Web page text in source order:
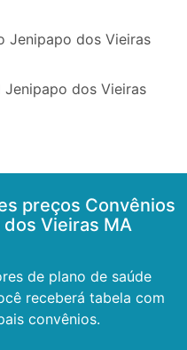
Jenipapo dos Vieiras
Jenipapo dos Vieiras
preços Convênios
Vieiras MA
de plano de saúde
receberá tabela com
convênios.